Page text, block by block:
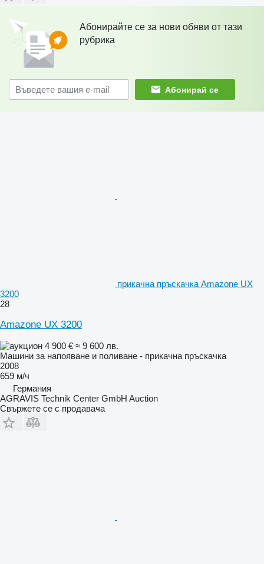
Абонирайте се за нови обяви от тази
рубрика
Абонирай се
прикачна пръскачка Amazone UX
3200
28
Amazone UX 3200
4 900 € ≈ 9 600 лв.
Машини за напояване и поливане - прикачна пръскачка
2008
659 м/ч
Германия
AGRAVIS Technik Center GmbH Auction
Свържете се с продавача